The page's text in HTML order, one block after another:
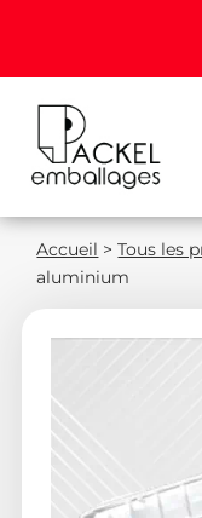
Accueil >Tous les
aluminium